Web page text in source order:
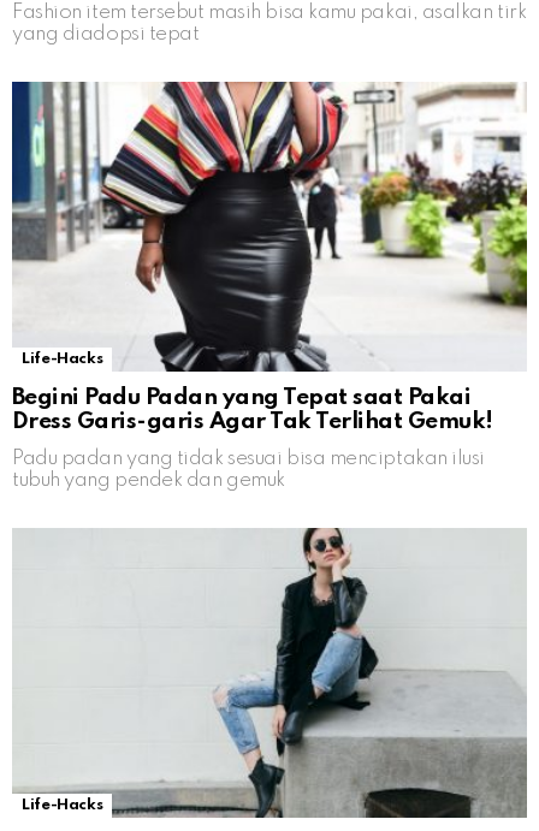
Fashion item tersebut masih bisa kamu pakai, asalkan tirk
yang diadopsi tepat
Life-Hacks
Begini Padu Padan yang Tepat saat Pakai
Dress Garis-garis Agar Tak Terlihat Gemuk!
Padu padan yang tidak sesuai bisa menciptakan ilusi
tubuh yang pendek dan gemuk
Life-Hacks